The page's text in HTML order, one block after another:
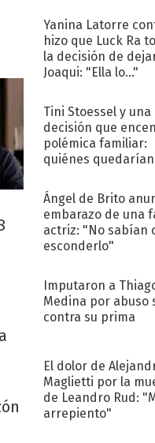
Yanina Latorre
hizo que Luck Ra
la decisión de
Joaqui: "Ella lo..."
Tini Stoessel y una
decisión que
polémica familiar:
quiénes quedarían
Ángel de Brito
embarazo de una
actriz: "No sabían
esconderlo"
Imputaron a
Medina por abuso
contra su prima
El dolor de
Maglietti por la
de Leandro Rud:
arrepiento"